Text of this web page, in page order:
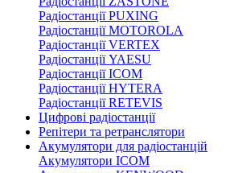
Радіостанції PUXING
Радіостанції MOTOROLA
Радіостанції VERTEX
Радіостанції YAESU
Радіостанції ICOM
Радіостанції HYTERA
Радіостанції RETEVIS
Цифрові радіостанції
Репітери та ретранслятори
Акумулятори для радіостанцій
Акумулятори ICOM